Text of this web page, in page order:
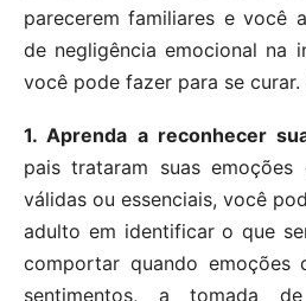
parecerem familiares e você
de negligência emocional na
você pode fazer para se curar.
1. Aprenda a reconhecer
pais trataram suas
válidas ou essenciais, você
adulto em identificar o que
comportar quando emoções
sentimentos, a tomada